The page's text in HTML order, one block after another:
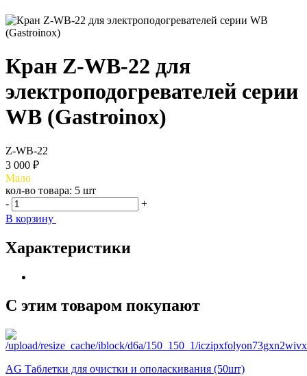
Кран Z-WB-22 для
электроподогревателей серии
WB (Gastroinox)
Z-WB-22
3 000 ₽
Мало
кол-во товара: 5 шт
-
+
В корзину
Характеристики
С этим товаром покупают
AG Таблетки для очистки и ополаскивания (50шт)